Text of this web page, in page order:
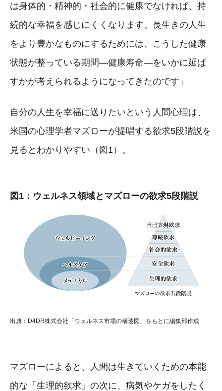
は身体的・精神的・社会的に健康でなければ、持
続的な幸福を感じにくくなります。長生きの人生
をより豊かなものにするためには、こうした健康
状態が整っている期間―健康寿命―をいかに延ば
すかが考えられるようになってきたのです」
自分の人生を幸福に送りたいという人間心理は、
米国の心理学者マズローが提唱する欲求5段階説を
見るとわかりやすい（図1）。
図1：ウェルネス領域とマズローの欲求5段階説
出典：D4DR株式会社「ウェルネス市場の構造図」をもとに編集部作成
マズローによると、人間は生きていくための本能
的な「生理的欲求」の次に、病気やケガをしたく